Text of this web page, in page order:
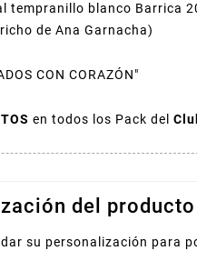
tempranillo blanco Barrica
de Ana Garnacha)
CON CORAZÓN"
en todos los Pack del
del producto
su personalización para